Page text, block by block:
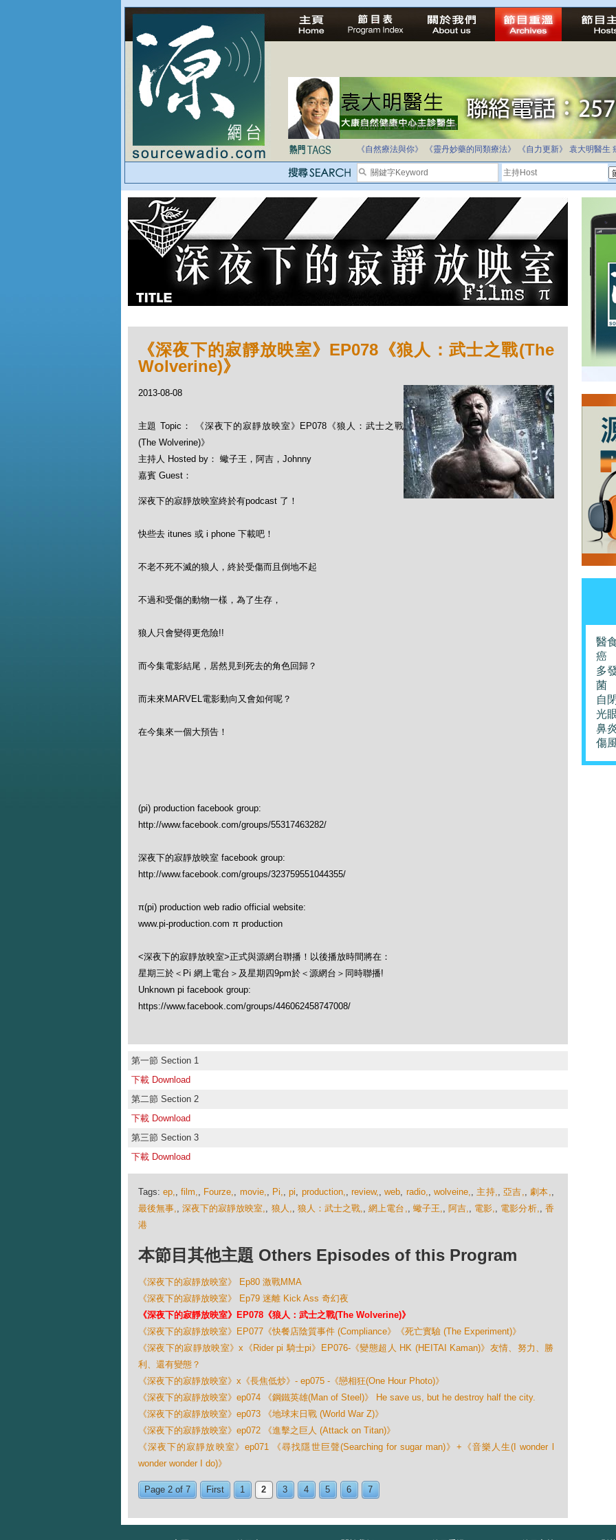
法治社會並不等同公正社會
自家教育合法化-推動多元化教育，全民學卷制
《自然療法與你》
《靈丹妙藥的同類療法》 《自力更新》 袁大明醫生
《深夜下的寂靜放映室》EP078《狼人：武士之戰(The
Wolverine)》
2013-08-08
主題 Topic： 《深夜下的寂靜放映室》EP078《狼人：武士之戰
(The Wolverine)》
主持人 Hosted by： 蠍子王，阿吉，Johnny
嘉賓 Guest：
深夜下的寂靜放映室終於有podcast 了！
快些去 itunes 或 i phone 下載吧！
不老不死不滅的狼人，終於受傷而且倒地不起
不過和受傷的動物一樣，為了生存，
狼人只會變得更危險!!
而今集電影結尾，居然見到死去的角色回歸？
而未來MARVEL電影動向又會如何呢？
在今集來一個大預告！
(pi) production facebook group:
http://www.facebook.com/groups/55317463282/
深夜下的寂靜放映室 facebook group:
http://www.facebook.com/groups/323759551044355/
π(pi) production web radio official website:
www.pi-production.com π production
<深夜下的寂靜放映室>正式與源網台聨播！以後播放時間將在：
星期三於＜Pi 網上電台＞及星期四9pm於＜源網台＞同時聯播!
Unknown pi facebook group:
https://www.facebook.com/groups/446062458747008/
第一節 Section 1
下載 Download
第二節 Section 2
下載 Download
第三節 Section 3
下載 Download
Tags: ep,,film,, Fourze,, movie,, Pi,,pi, production,, review,,web, radio,, wolveine,, 主持,,亞吉,,劇本,,
最後無事,, 深夜下的寂靜放映室,, 狼人,, 狼人：武士之戰,,網上電台,, 蠍子王,, 阿吉,, 電影,, 電影分析,, 香
港
本節目其他主題 Others Episodes of this Program
《深夜下的寂靜放映室》 Ep80 激戰MMA
《深夜下的寂靜放映室》 Ep79 迷離 Kick Ass 奇幻夜
《深夜下的寂靜放映室》EP078《狼人：武士之戰(The Wolverine)》
《深夜下的寂靜放映室》EP077《快餐店陰質事件 (Compliance》《死亡實驗 (The Experiment)》
《深夜下的寂靜放映室》x《Rider pi 騎士pi》EP076-《變態超人 HK (HEITAI Kaman)》友情、努力、勝
利、還有變態？
《深夜下的寂靜放映室》x《長焦低炒》- ep075 -《戀相狂(One Hour Photo)》
《深夜下的寂靜放映室》ep074 《鋼鐵英雄(Man of Steel)》 He save us, but he destroy half the city.
《深夜下的寂靜放映室》ep073 《地球末日戰 (World War Z)》
《深夜下的寂靜放映室》ep072 《進擊之巨人 (Attack on Titan)》
《深夜下的寂靜放映室》ep071 《尋找隱世巨聲(Searching for sugar man)》+《音樂人生(I wonder l
wonder wonder I do)》
Page 2 of 7 First 1 2 3 4 5 6 7
醫
癌
多
菌
自
光
鼻
傷